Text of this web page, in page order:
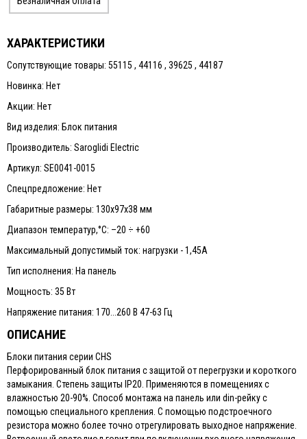
ХАРАКТЕРИСТИКИ
Сопутствующие товары: 55115 , 44116 , 39625 , 44187
Новинка: Нет
Акции: Нет
Вид изделия: Блок питания
Производитель: Saroglidi Electric
Артикул: SE0041-0015
Спецпредложение: Нет
Габаритные размеры: 130х97х38 мм
Диапазон температур,°С: –20 ÷ +60
Максимальный допустимый ток: нагрузки - 1,45А
Тип исполнения: На панель
Мощность: 35 Вт
Напряжение питания: 170...260 В 47-63 Гц
ОПИСАНИЕ
Блоки питания серии CHS
Перфорированный блок питания с защитой от перегрузки и короткого
замыкания. Степень защиты IP20. Применяются в помещениях с
влажностью 20-90%. Способ монтажа на панель или din-рейку с
помощью специального крепления. С помощью подстроечного
резистора можно более точно отрегулировать выходное напряжение.